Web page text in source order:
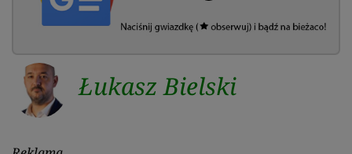
Łukasz Bielski